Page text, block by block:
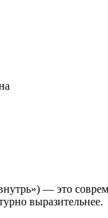
— это
выразительнее.